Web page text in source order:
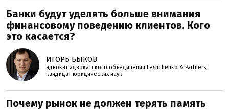
Банки будут уделять больше внимания
финансовому поведению клиентов. Кого
это касается?
ИГОРЬ БЫКОВ
адвокат адвокатского объединения Leshchenko & Partners,
кандидат юридических наук
Почему рынок не должен терять память